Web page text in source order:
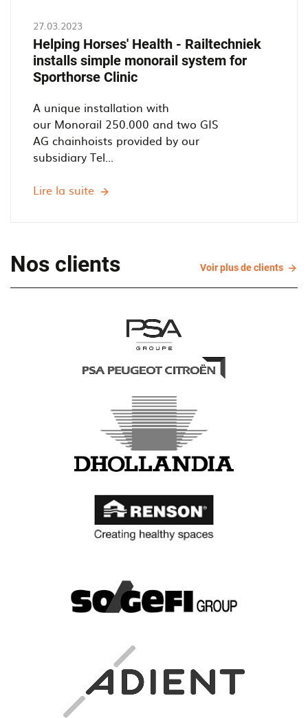
27.03.2023
Helping Horses' Health - Railtechniek
installs simple monorail system for
Sporthorse Clinic
A unique installation with
our Monorail 250.000 and two GIS
AG chainhoists provided by our
subsidiary Tel...
Lire la suite Helping
Railtechniek
installs
simple
system
Sporthorse
Clinic
Nos clients Voir plus de clients Voir